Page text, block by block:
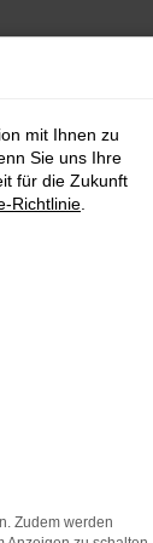
mit Ihnen zu
Sie uns Ihre
für die Zukunft
Richtlinie
Zudem werden